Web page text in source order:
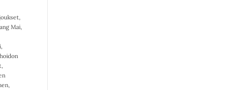
,
Mai,
,
,
,